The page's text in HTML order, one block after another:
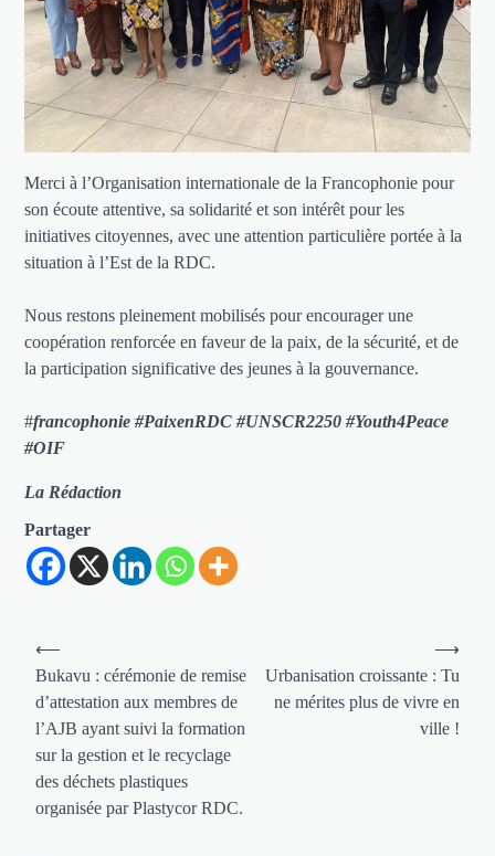
Merci à l’Organisation internationale de la Francophonie pour
son écoute attentive, sa solidarité et son intérêt pour les
initiatives citoyennes, avec une attention particulière portée à la
situation à l’Est de la RDC.
Nous restons pleinement mobilisés pour encourager une
coopération renforcée en faveur de la paix, de la sécurité, et de
la participation significative des jeunes à la gouvernance.
#francophonie #PaixenRDC #UNSCR2250 #Youth4Peace
#OIF
La Rédaction
Partager
Navigation
de
l’article
⟵
Bukavu : cérémonie de remise
d’attestation aux membres de
l’AJB ayant suivi la formation
sur la gestion et le recyclage
des déchets plastiques
organisée par Plastycor RDC.
Urbanisation croissante : Tu
ne mérites plus de vivre en
ville !
⟶